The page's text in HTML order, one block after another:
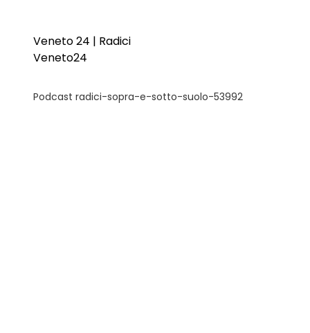
Veneto 24 | Radici
Veneto24
Podcast radici-sopra-e-sotto-suolo-53992